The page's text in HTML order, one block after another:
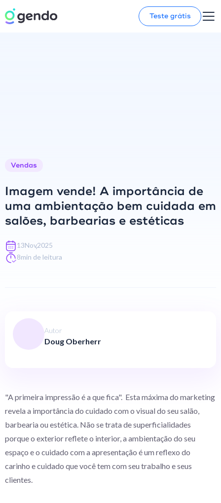
Teste grátis
Vendas
Imagem vende! A importância de
uma ambientação bem cuidada em
salões, barbearias e estéticas
13Nov,2025
8min de leitura
Autor
Doug Oberherr
"A primeira impressão é a que fica". Esta máxima do marketing
revela a importância do cuidado com o visual do seu salão,
barbearia ou estética. Não se trata de superficialidades
porque o exterior reflete o interior, a ambientação do seu
espaço e o cuidado com a apresentação é um reflexo do
carinho e cuidado que você tem com seu trabalho e seus
clientes.